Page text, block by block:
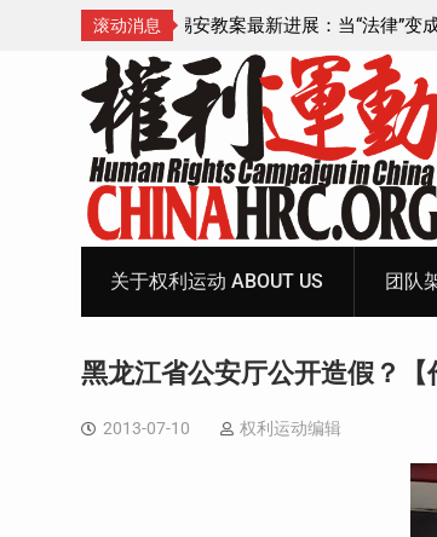
滚动消息
速成剧本——在公检 锡安教案王聪女士被抓更多
关于权利运动 ABOUT US 团队
黑龙江省公安厅公开造假？【
2013-07-10 权利运动编辑